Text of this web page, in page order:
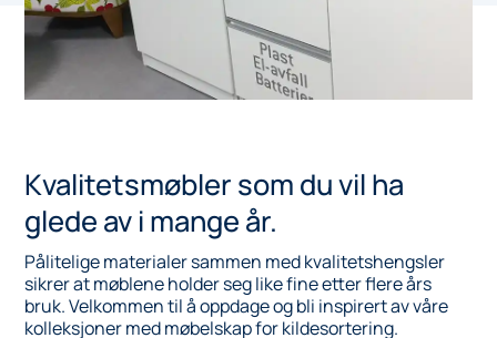
Kvalitetsmøbler som du vil ha
glede av i mange år.
Pålitelige materialer sammen med kvalitetshengsler
sikrer at møblene holder seg like fine etter flere års
bruk. Velkommen til å oppdage og bli inspirert av våre
kolleksjoner med møbelskap for kildesortering.